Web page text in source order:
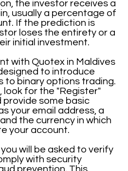
the investor receives a
usually a percentage of
If the prediction is
loses the entirety or a
initial investment.
with Quotex in Maldives
to introduce
to binary options trading.
look for the "Register"
provide some basic
your email address, a
the currency in which
your account.
will be asked to verify
with security
prevention. This